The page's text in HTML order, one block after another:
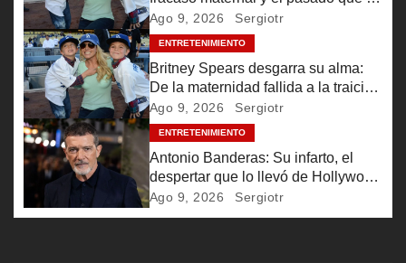
d
e
e
n
t
r
persigue
Ago 9, 2026 Sergiotr
ENTRETENIMIENTO
Britney Spears desgarra su alma:
De la maternidad fallida a la traición
parental
Ago 9, 2026 Sergiotr
ENTRETENIMIENTO
Antonio Banderas: Su infarto, el
despertar que lo llevó de Hollywood
a Málaga
Ago 9, 2026 Sergiotr